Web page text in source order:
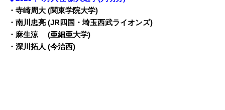
・寺崎周大 (関東学院大学)
・南川忠亮 (JR四国・埼玉西武ライオンズ)
・麻生涼 (亜細亜大学)
・深川拓人 (今治西)